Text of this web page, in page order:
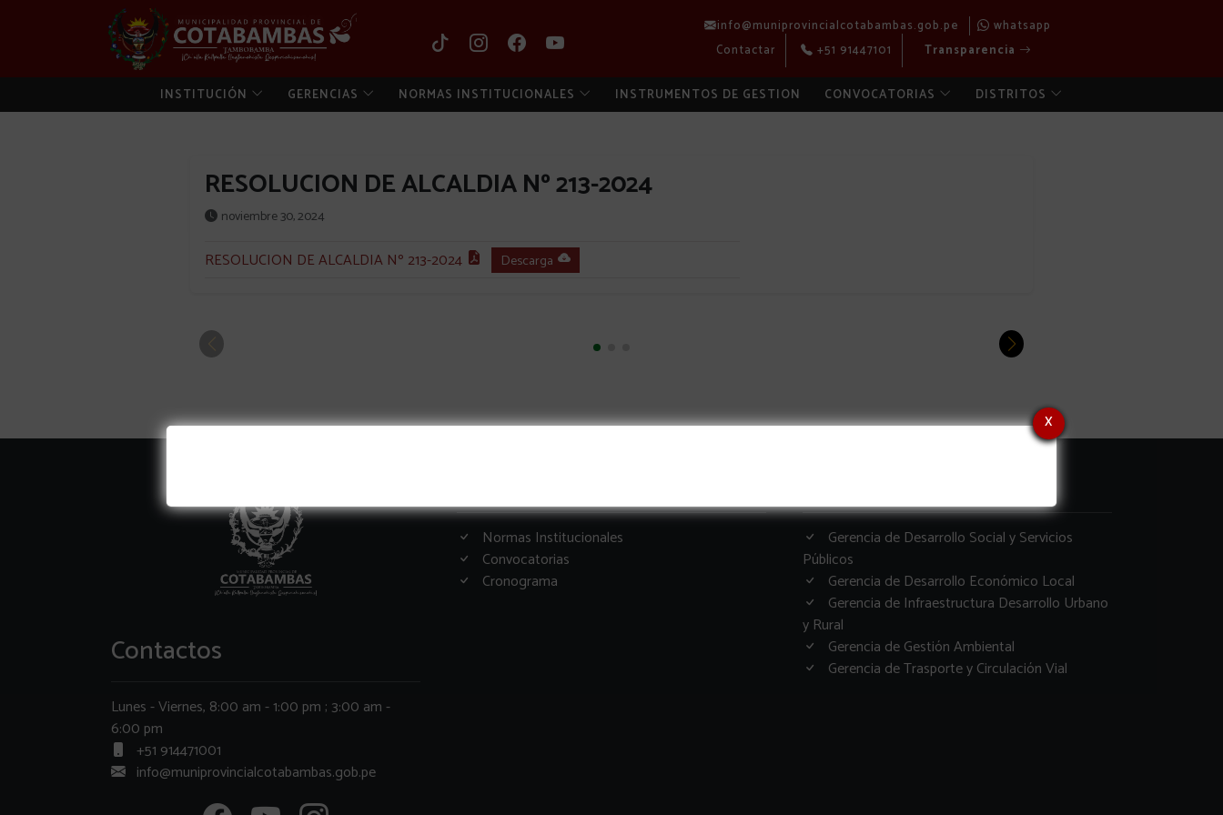
info@muniprovincialcotabambas.gob.pe
whatsapp
Contactar
+51 91447101 Transparencia
INSTITUCIÓN GERENCIAS NORMAS INSTITUCIONALES INSTRUMENTOS DE GESTION CONVOCATORIAS DISTRITOS
RESOLUCION DE ALCALDIA Nº 213-2024
noviembre 30, 2024
RESOLUCION DE ALCALDIA Nº 213-2024 Descarga
x
Contactos
Lunes - Viernes, 8:00 am - 1:00 pm ; 3:00 am -
6:00 pm
+51 914471001
info@muniprovincialcotabambas.gob.pe
Normas Institucionales
Convocatorias
Cronograma
Gerencia de Desarrollo Social y Servicios
Públicos
Gerencia de Desarrollo Económico Local
Gerencia de Infraestructura Desarrollo Urbano
y Rural
Gerencia de Gestión Ambiental
Gerencia de Trasporte y Circulación Vial